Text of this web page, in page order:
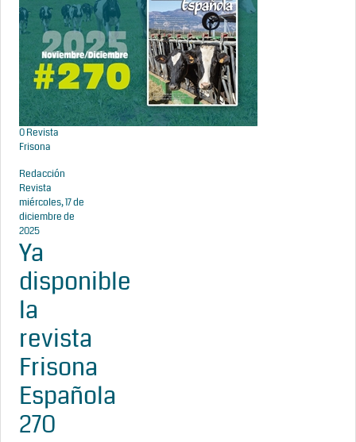
0Revista
Frisona
Redacción
Revista
miércoles, 17 de
diciembre de
2025
Ya
disponible
la
revista
Frisona
Española
270